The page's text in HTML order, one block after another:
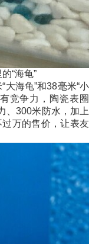
“海龟”
海龟”和38毫米“小
竞争力，陶瓷表圈
、300米防水，加上
万的售价，让表友